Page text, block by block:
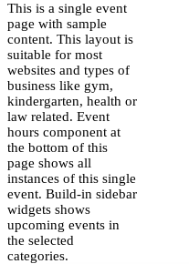
This is a single event
page with sample
content. This layout is
suitable for most
websites and types of
business like gym,
kindergarten, health or
law related. Event
hours component at
the bottom of this
page shows all
instances of this single
event. Build-in sidebar
widgets shows
upcoming events in
the selected
categories.